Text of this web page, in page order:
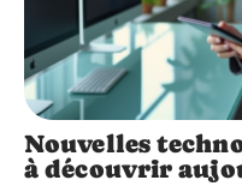
Nouvelles
à découvrir